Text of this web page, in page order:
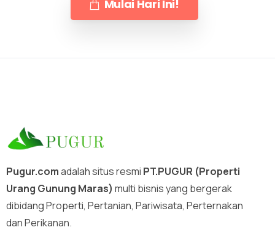
Mulai Hari Ini!
Pugur.comadalah situs resmi PT.PUGUR (Properti
Urang Gunung Maras) multi bisnis yang bergerak
dibidang Properti, Pertanian, Pariwisata, Perternakan
dan Perikanan.